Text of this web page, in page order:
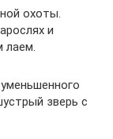
охоты.
и
лаем.
зверь с